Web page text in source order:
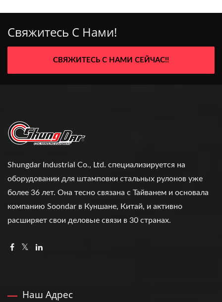
Свяжитесь С Нами!
СВЯЖИТЕСЬ С НАМИ СЕЙЧАС!!
Shungdar Industrial Co., Ltd. специализируется на
оборудовании для штамповки стальных рулонов уже
более 36 лет. Она тесно связана с Тайванем и основала
компанию Soondar в Куншане, Китай, и активно
расширяет свои деловые связи в 30 странах.
Наш Адрес